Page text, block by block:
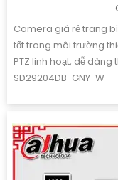
Camera giá rẻ trang
tốt trong môi trường
PTZ linh hoạt, dễ
SD29204DB-GNY-W